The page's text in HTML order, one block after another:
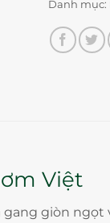
Danh mục:
Việt
giòn